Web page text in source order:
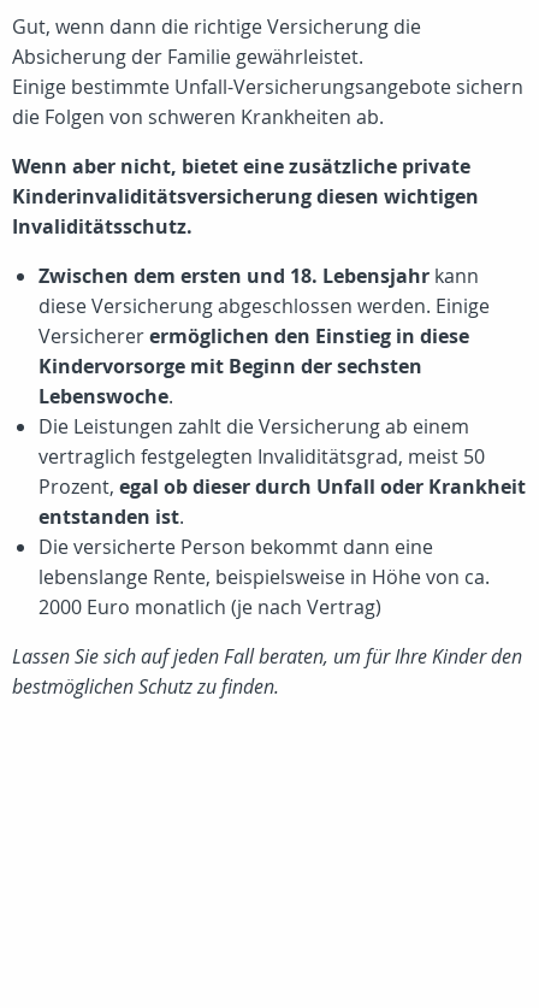
Gut, wenn dann die richtige Versicherung die
Absicherung der Familie gewährleistet.
Einige bestimmte Unfall-Versicherungsangebote sichern
die Folgen von schweren Krankheiten ab.
Wenn aber nicht, bietet eine zusätzliche private
Kinderinvaliditätsversicherung diesen wichtigen
Invaliditätsschutz.
Zwischen dem ersten und 18. Lebensjahr kann
diese Versicherung abgeschlossen werden. Einige
Versichererermöglichen den Einstieg in diese
Kindervorsorge mit Beginn der sechsten
Lebenswoche.
Die Leistungen zahlt die Versicherung ab einem
vertraglich festgelegten Invaliditätsgrad, meist 50
Prozent, egal ob dieser durch Unfall oder Krankheit
entstanden ist.
Die versicherte Person bekommt dann eine
lebenslange Rente, beispielsweise in Höhe von ca.
2000 Euro monatlich (je nach Vertrag)
Lassen Sie sich auf jeden Fall beraten, um für Ihre Kinder den
bestmöglichen Schutz zu finden.